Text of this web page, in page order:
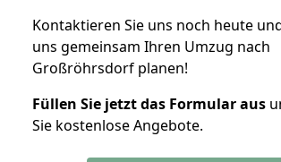
Kontaktieren Sie uns noch heute
uns gemeinsam Ihren Umzug nach
Großröhrsdorf planen!
Füllen Sie jetzt das Formular aus
Sie kostenlose Angebote.